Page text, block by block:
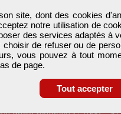
site, dont des cookies
notre utilisation de
des services adaptés à
de refuser ou de
vous pouvez à tout
de page.
Tout accepter